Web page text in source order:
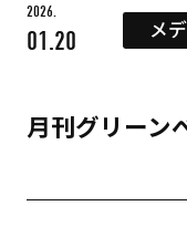
2026.
01.20 メ
月刊グリーン